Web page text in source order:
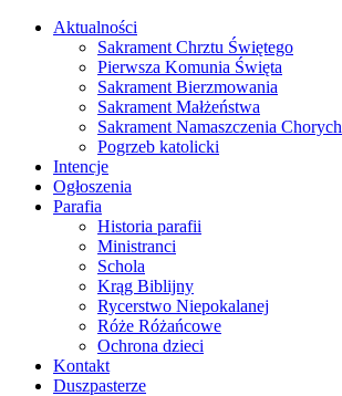
Skip
Aktualności
Sakrament Chrztu Świętego
Pierwsza Komunia Święta
Sakrament Bierzmowania
Sakrament Małżeństwa
Sakrament Namaszczenia Chorych
Pogrzeb katolicki
Intencje
Ogłoszenia
Parafia
Historia parafii
Ministranci
Schola
Krąg Biblijny
Rycerstwo Niepokalanej
Róże Różańcowe
Ochrona dzieci
Kontakt
Duszpasterze